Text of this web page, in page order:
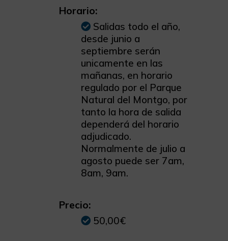
Horario:
Salidas todo el año,
desde junio a
septiembre serán
unicamente en las
mañanas, en horario
regulado por el Parque
Natural del Montgo, por
tanto la hora de salida
dependerá del horario
adjudicado.
Normalmente de julio a
agosto puede ser 7am,
8am, 9am.
Precio:
50,00€